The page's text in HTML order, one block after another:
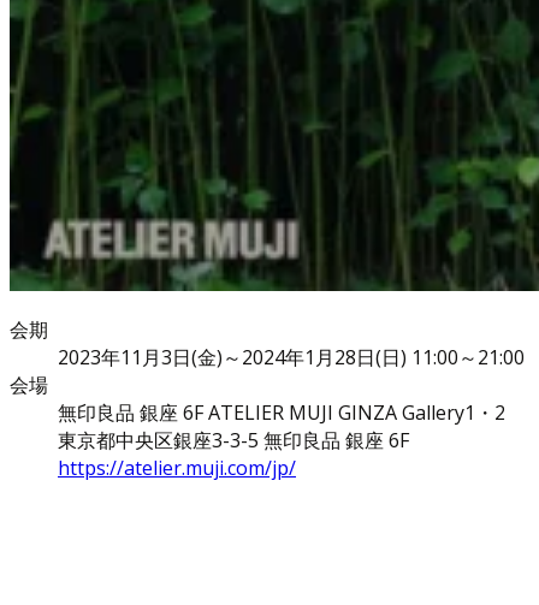
会期
2023年11月3日(金)～2024年1月28日(日) 11:00～21:00
会場
無印良品 銀座 6F ATELIER MUJI GINZA Gallery1・2
東京都中央区銀座3-3-5 無印良品 銀座 6F
https://atelier.muji.com/jp/